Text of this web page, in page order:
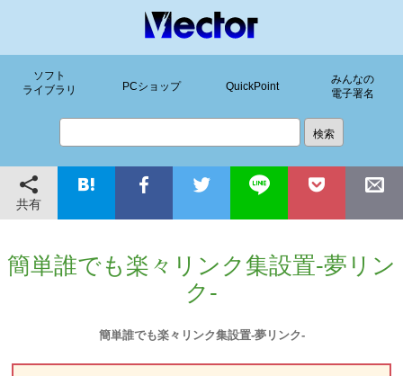
ソフト
ライブラリ
PCショップ QuickPoint
みんなの
電子署名
共有
簡単誰でも楽々リンク集設置-夢リン
ク-
簡単誰でも楽々リンク集設置-夢リンク-